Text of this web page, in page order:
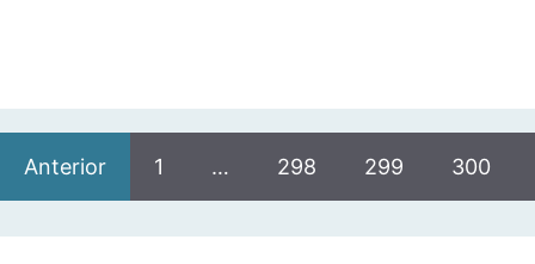
Anterior 1 … 298 299 300